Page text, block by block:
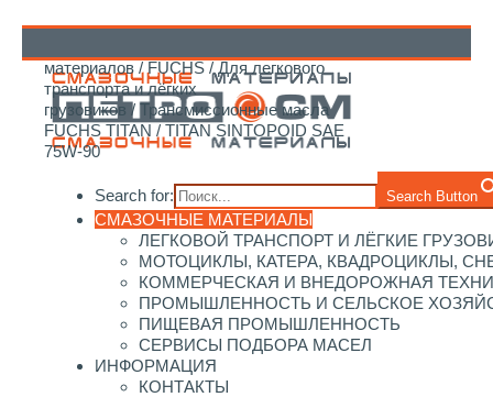
Search for: Search Button
СМАЗОЧНЫЕ МАТЕРИАЛЫ
ЛЕГКОВОЙ ТРАНСПОРТ И ЛЁГКИЕ
МОТОЦИКЛЫ, КАТЕРА, КВАДРОЦИКЛЫ,
КОММЕРЧЕСКАЯ И ВНЕДОРОЖНАЯ
ПРОМЫШЛЕННОСТЬ И СЕЛЬСКОЕ
ПИЩЕВАЯ ПРОМЫШЛЕННОСТЬ
СЕРВИСЫ ПОДБОРА МАСЕЛ
ИНФОРМАЦИЯ
КОНТАКТЫ
материалов/FUCHS/Для легкового
транспорта и лёгких
грузовиков / Трансмиссионные масла
FUCHS TITAN / TITAN SINTOPOID SAE
75W‑90